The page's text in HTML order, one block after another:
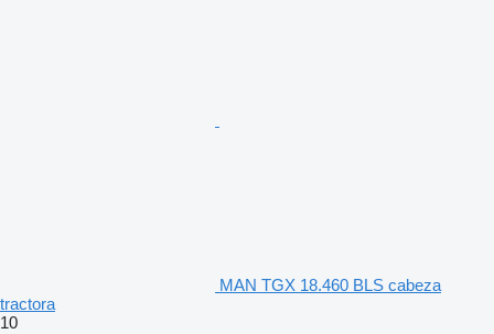
MAN TGX 18.460 BLS cabeza
tractora
10